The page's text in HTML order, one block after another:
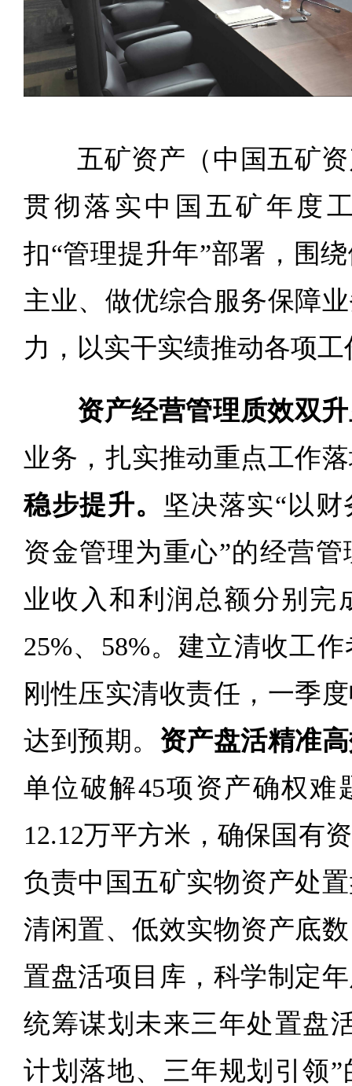
五矿资产（中国五矿
贯彻落实中国五矿年度
扣“管理提升年”部署，围
主业、做优综合服务保障
力，以实干实绩推动各项
资产经营管理质效双
业务，扎实推动重点工作
稳步提升。 坚决落实“以
资金管理为重心”的经营
业收入和利润总额分别完
25%、58%。建立清收工
刚性压实清收责任，一季
达到预期。 资产盘活精准
单位破解45项资产确权难
12.12万平方米，确保国有
负责中国五矿实物资产处
清闲置、低效实物资产底
置盘活项目库，科学制定
统筹谋划未来三年处置盘
计划落地、三年规划引领